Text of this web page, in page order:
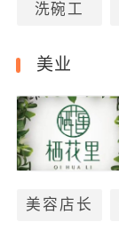
洗碗工
美业
美容店长